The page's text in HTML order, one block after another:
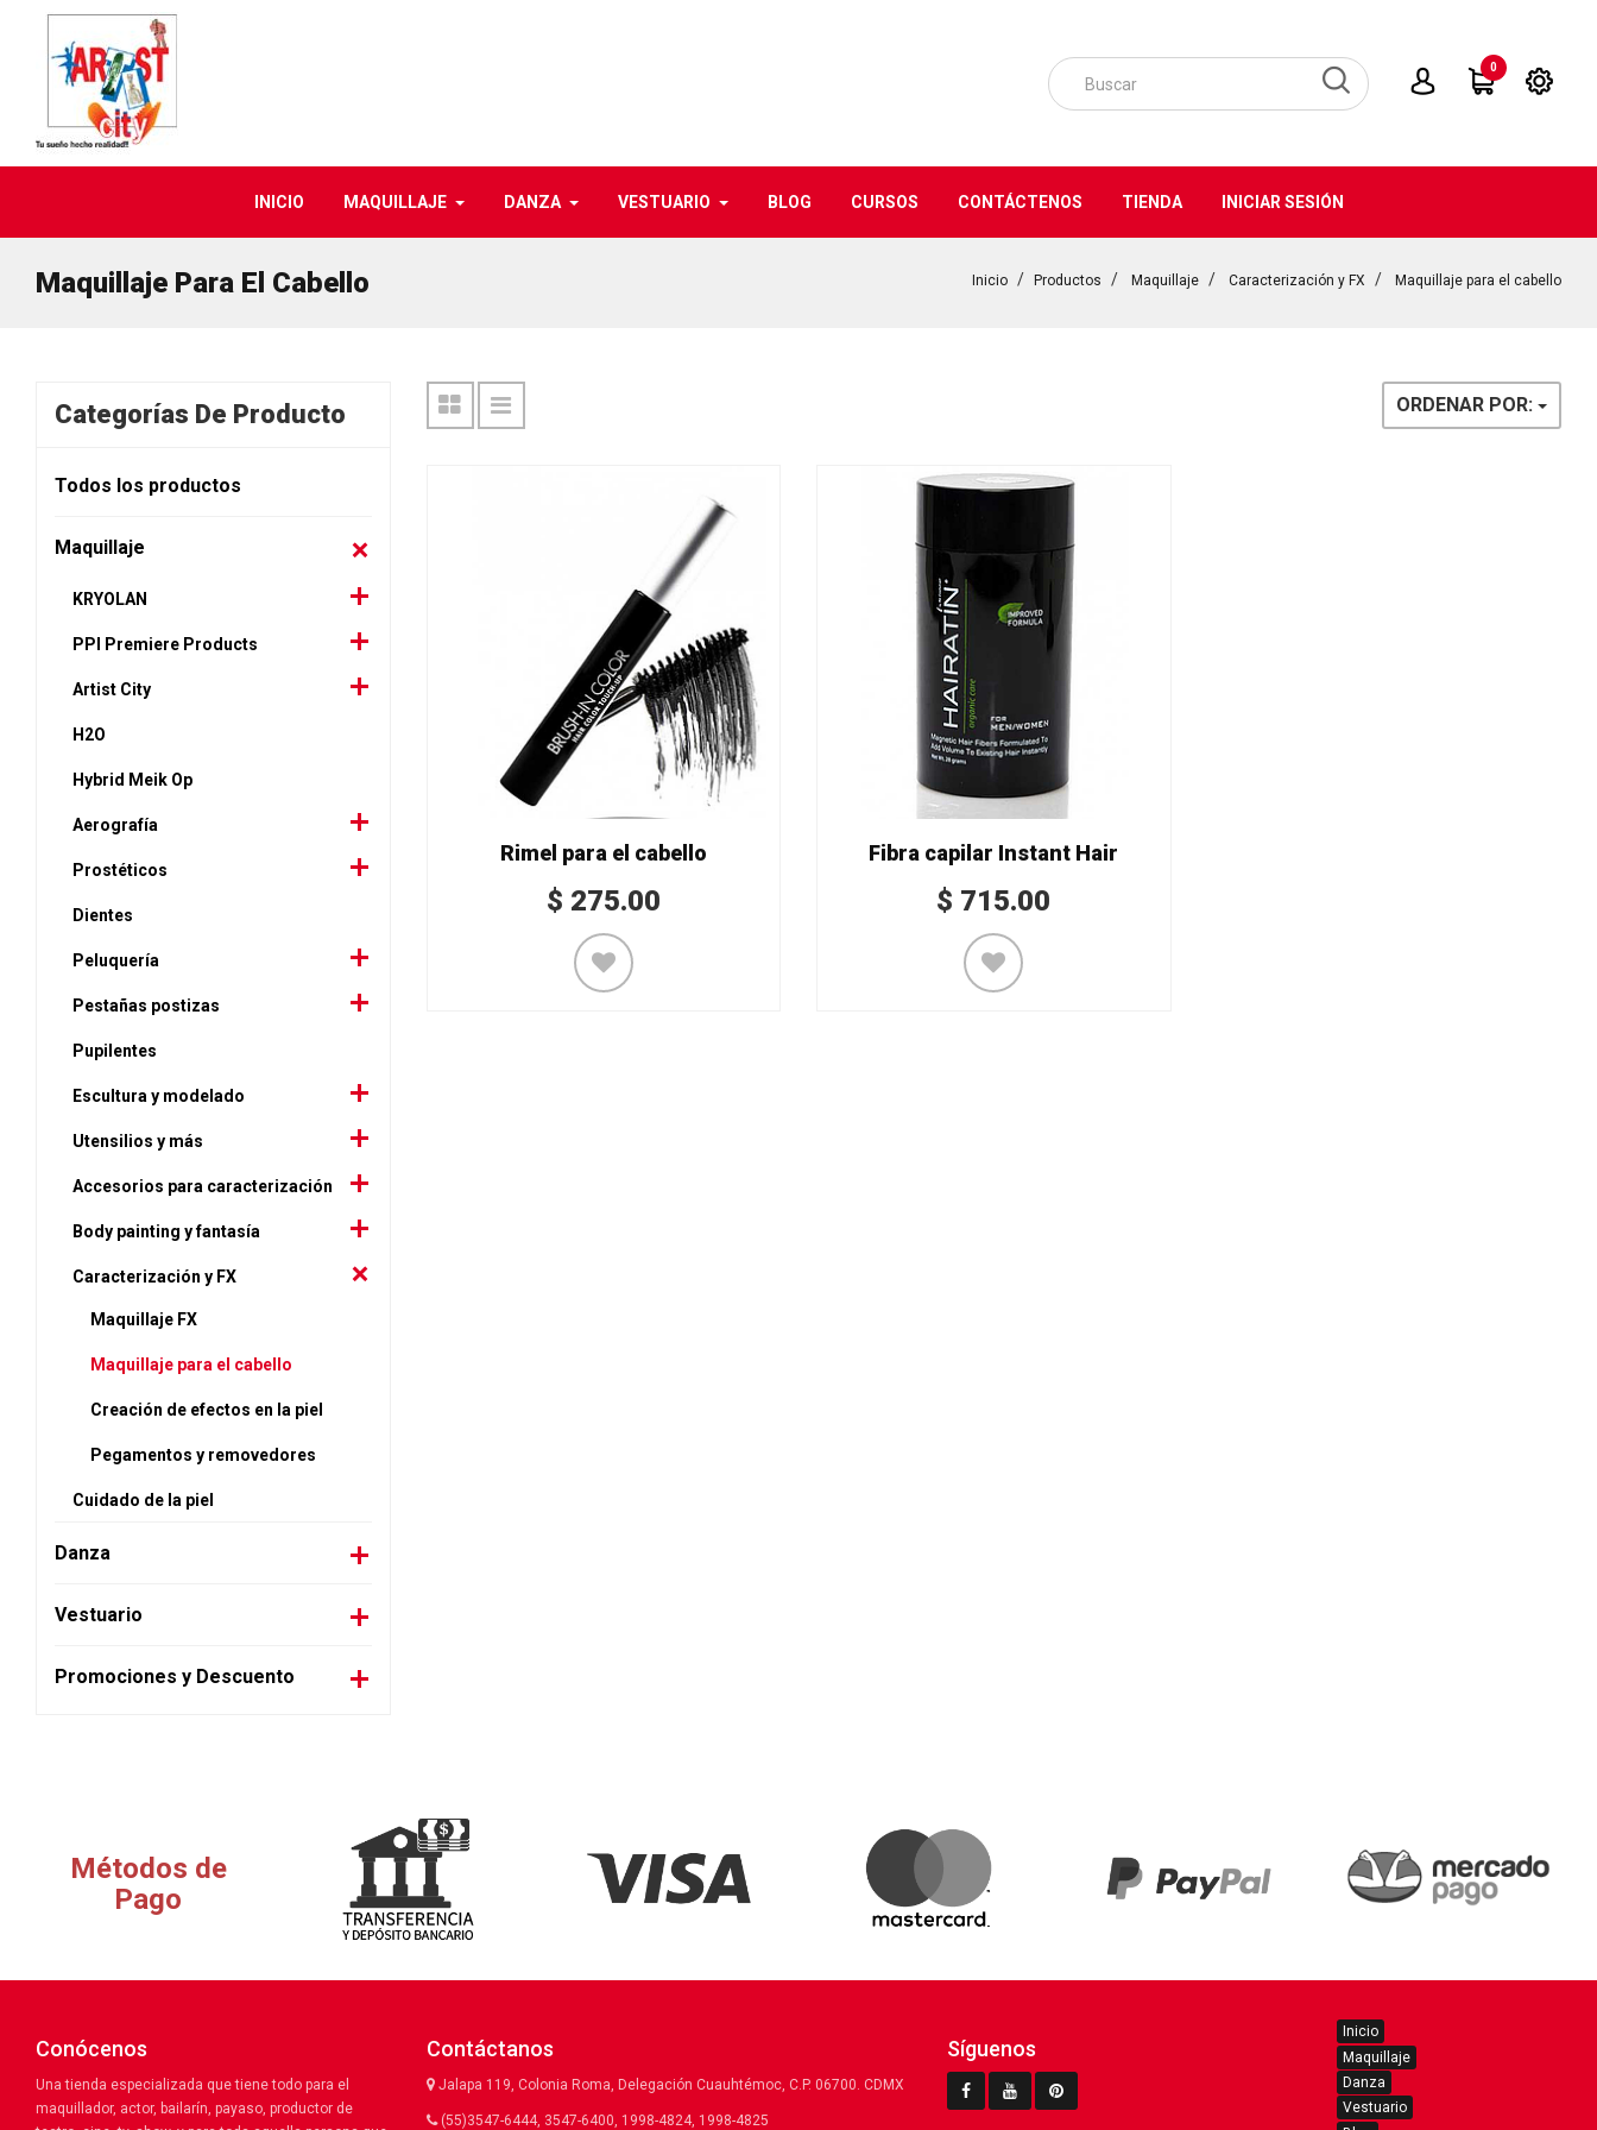
0
INICIO MAQUILLAJE DANZA VESTUARIO BLOG CURSOS CONTÁCTENOS TIENDA INICIAR SESIÓN
Maquillaje Para El Cabello Inicio Productos Maquillaje Caracterización y FX Maquillaje para el cabello
Categorías De Producto
Todos los productos
Maquillaje
KRYOLAN
PPI Premiere Products
Artist City
H2O
Hybrid Meik Op
Aerografía
Prostéticos
Dientes
Peluquería
Pestañas postizas
Pupilentes
Escultura y modelado
Utensilios y más
Accesorios para caracterización
Body painting y fantasía
Caracterización y FX
Maquillaje FX
Maquillaje para el cabello
Creación de efectos en la piel
Pegamentos y removedores
Cuidado de la piel
Danza
Vestuario
Promociones y Descuento
ORDENAR POR:
Rimel para el cabello
$ 275.00
Fibra capilar Instant Hair
$ 715.00
Métodos de
Pago
Conócenos
Una tienda especializada que tiene todo para el
maquillador, actor, bailarín, payaso, productor de
Contáctanos
Jalapa 119, Colonia Roma, Delegación Cuauhtémoc, C.P. 06700. CDMX
(55)3547-6444, 3547-6400, 1998-4824, 1998-4825
Síguenos
Inicio
Maquillaje
Danza
Vestuario